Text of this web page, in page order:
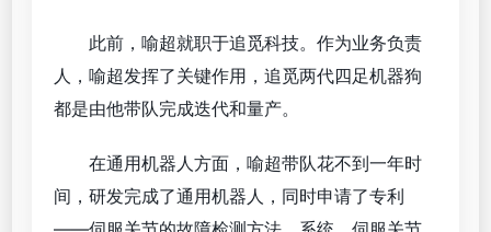
此前，喻超就职于追觅科技。作为业务负责
人，喻超发挥了关键作用，追觅两代四足机器狗
都是由他带队完成迭代和量产。
在通用机器人方面，喻超带队花不到一年时
间，研发完成了通用机器人，同时申请了专利